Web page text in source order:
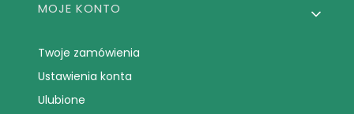
MOJE KONTO
Twoje zamówienia
Ustawienia konta
Ulubione